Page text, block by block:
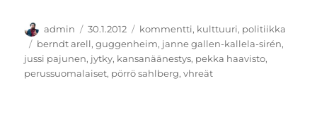
Kirjoittaja
admin Julkaistu
30.1.2012 Kategoriat
kommentti, kulttuuri, politiikka
Avainsanat
berndt arell,guggenheim, janne gallen-kallela-sirén,
jussi pajunen, jytky, kansanäänestys, pekka haavisto,
perussuomalaiset, pörrö sahlberg,vhreät